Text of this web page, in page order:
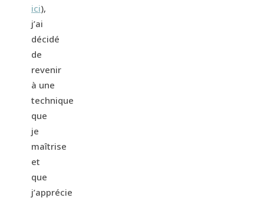
ici),
j’ai
décidé
de
revenir
à une
technique
que
je
maîtrise
et
que
j’apprécie